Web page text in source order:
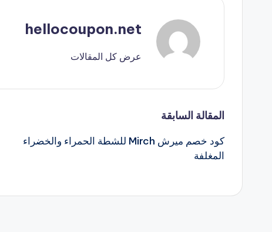
hellocoupon.net
عرض كل المقالات
تصفّح
المقالات
المقالة السابقة
كود خصم ميرش Mirch للشطة الحمراء والخضراء
المغلفة